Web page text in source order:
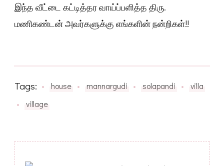
இந்த வீட்டை கட்டித்தர வாய்ப்பளித்த திரு.
மணிகண்டன் அவர்களுக்கு எங்களின் நன்றிகள்!!
Tags: house mannargudi solapandi
villa
village